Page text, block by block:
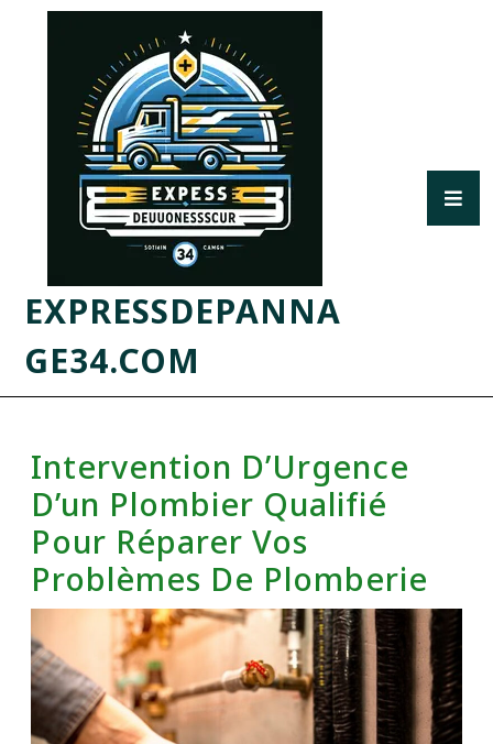
EXPRESSDEPANNA
GE34.COM
Intervention D’Urgence
D’un Plombier Qualifié
Pour Réparer Vos
Problèmes De Plomberie